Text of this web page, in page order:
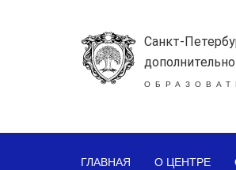
Санкт-
ГЛАВНАЯ О ЦЕНТРЕ